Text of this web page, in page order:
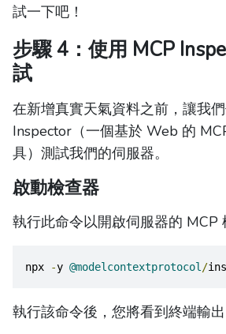
試一下吧！
步驟 4：使用 MCP
試
在新增真實天氣資料之前，讓我
Inspector（一個基於 Web 的
具）測試我們的伺服器。
啟動檢查器
執行此命令以開啟伺服器的 MCP
npx -y @modelcontextprotocol/
執行該命令後，您將看到終端輸出